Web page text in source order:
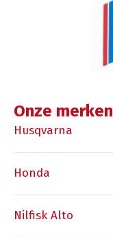
Onze merken
Husqvarna
Honda
Nilfisk Alto